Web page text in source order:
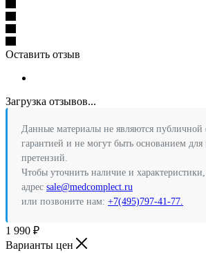
Оставить отзыв
Загрузка отзывов...
Данные материалы не являются публичной
гарантией и не могут быть основанием
претензий.
Чтобы уточнить наличие и характеристики,
адрес sale@medcomplect.ru
или позвоните нам: +7(495)797-41-77.
1 990 ₽
Варианты цен